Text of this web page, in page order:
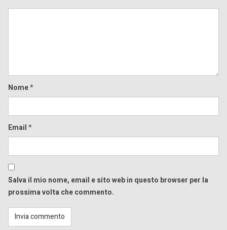
Nome*
Email*
Salva il mio nome, email e sito web in questo browser per la
prossima volta che commento.